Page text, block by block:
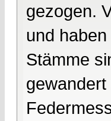
gezogen.
und
Stämme